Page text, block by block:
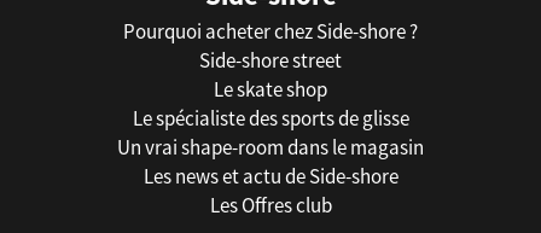
Pourquoi acheter chez Side-shore ?
Side-shore street
Le skate shop
Le spécialiste des sports de glisse
Un vrai shape-room dans le magasin
Les news et actu de Side-shore
Les Offres club